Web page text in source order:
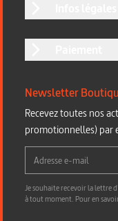
Newsletter
Recevez toutes nos
promotionnelles) par
Je souhaite recevoir la lettre
à tout moment. Pour en